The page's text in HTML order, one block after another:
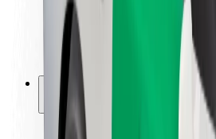
Μάρκα
Μέσα ενημέρωσης
Urban Fund
Ασφάλεια
Ασφάλεια επιβάτη